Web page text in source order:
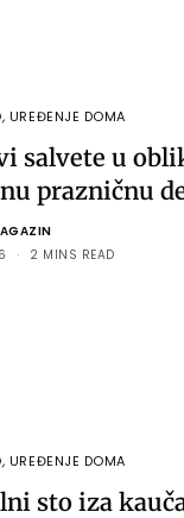
, UREĐENJE DOMA
salvete u
prazničnu
2 MINS READ
, UREĐENJE DOMA
sto iza